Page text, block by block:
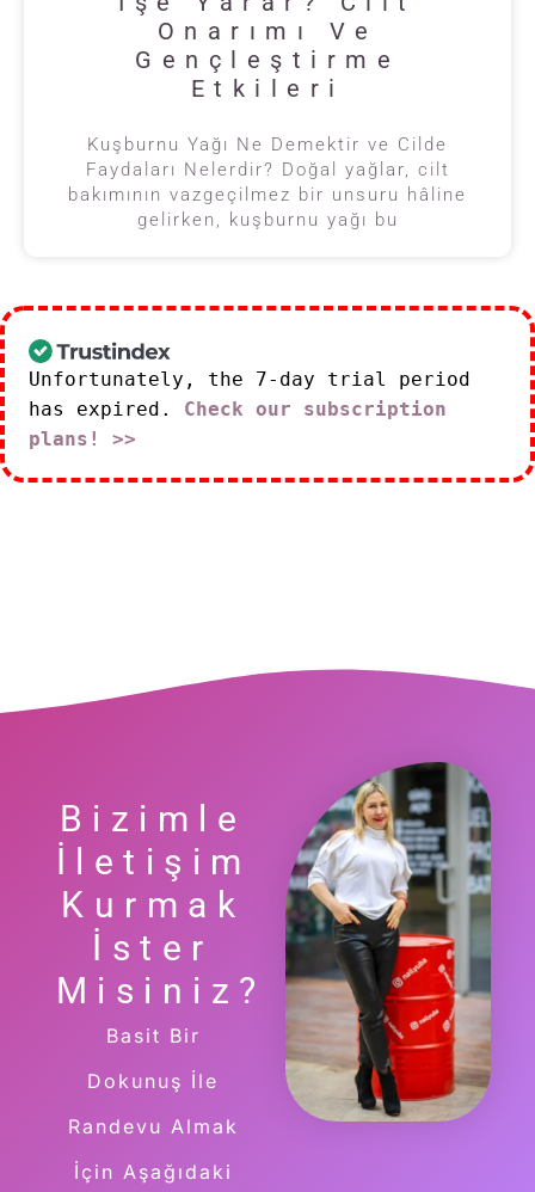
Onarımı Ve
Gençleştirme
Etkileri
Kuşburnu Yağı Ne Demektir ve Cilde
Faydaları Nelerdir? Doğal yağlar, cilt
bakımının vazgeçilmez bir unsuru hâline
gelirken, kuşburnu yağı bu
Unfortunately, the 7-day trial period
has expired. Check our subscription
plans! >>
Bizimle
İletişim
Kurmak
İster
Misiniz?
Basit Bir
Dokunuş İle
Randevu Almak
İçin Aşağıdaki